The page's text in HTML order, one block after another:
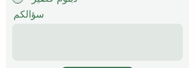
سؤالكم